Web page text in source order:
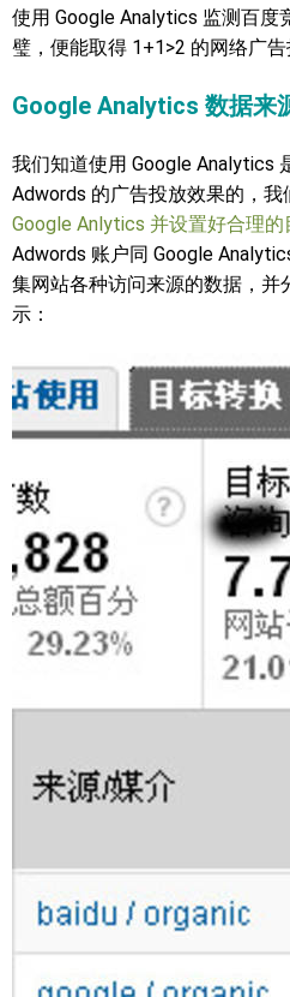
使用 Google Analytics 监测百度
璧，便能取得 1+1>2 的网络广告
Google Analytics 数据来
我们知道使用 Google Analytics
Adwords 的广告投放效果的，
Google Anlytics 并设置好合理的
Adwords 账户同 Google
集网站各种访问来源的数据，并
示：